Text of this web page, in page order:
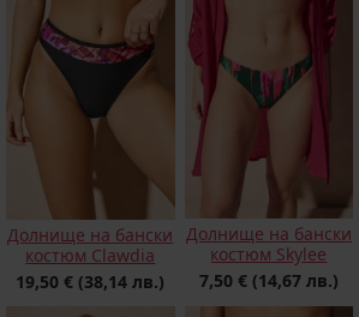
Долнище на бански
костюм Clawdia
19,50 € (38,14 лв.)
Долнище на бански
костюм Skylee
7,50 € (14,67 лв.)